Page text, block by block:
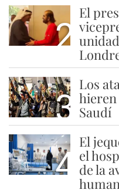
2
El
3
Los
hieren
Saudí
4
El
el
de la